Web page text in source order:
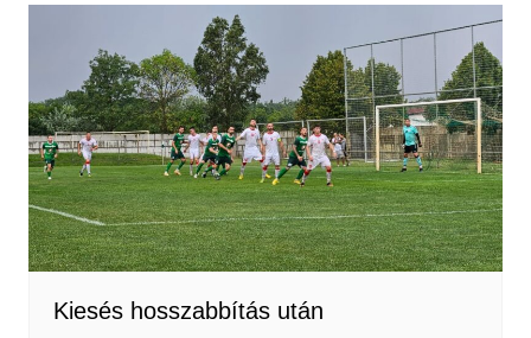
Kiesés hosszabbítás után